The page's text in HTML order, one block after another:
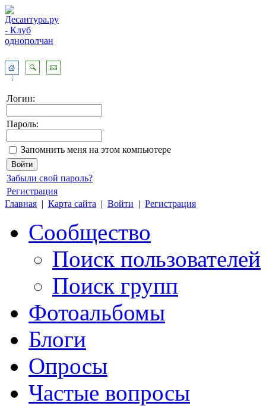
Логин:
Пароль:
Запомнить меня на этом компьютере
Забыли свой пароль?
Регистрация
Главная | Карта сайта | Войти | Регистрация
Сообщество
Поиск пользователей
Поиск групп
Фотоальбомы
Блоги
Опросы
Частые вопросы